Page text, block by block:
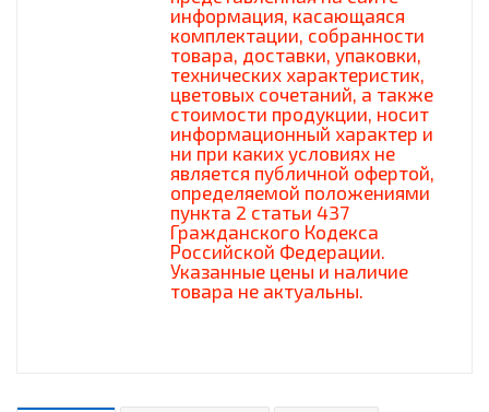
информация, касающаяся
комплектации, собранности
товара, доставки, упаковки,
технических характеристик,
цветовых сочетаний, а также
стоимости продукции, носит
информационный характер и
ни при каких условиях не
является публичной офертой,
определяемой положениями
пункта 2 статьи 437
Гражданского Кодекса
Российской Федерации.
Указанные цены и наличие
товара не актуальны.